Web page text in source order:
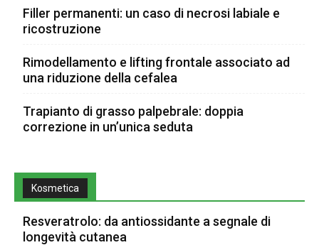
Filler permanenti: un caso di necrosi labiale e
ricostruzione
Rimodellamento e lifting frontale associato ad
una riduzione della cefalea
Trapianto di grasso palpebrale: doppia
correzione in un’unica seduta
Kosmetica
Resveratrolo: da antiossidante a segnale di
longevità cutanea